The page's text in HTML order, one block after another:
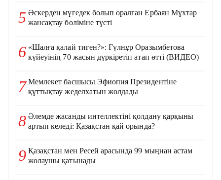
5 Әскерден мүгедек болып оралған Ербаян Мұхтар
жансақтау бөліміне түсті
6 «Шалға қалай тиген?»: Гүлнұр Оразымбетова
күйеуінің 70 жасын дүркіретіп атап өтті (ВИДЕО)
7Мемлекет басшысы Эфиопия Президентіне
құттықтау жеделхатын жолдады
8 Әлемде жасанды интеллектіні қолдану қарқыны
артып келеді: Қазақстан қай орында?
9 Қазақстан мен Ресей арасында 99 мыңнан астам
жолаушы қатынады